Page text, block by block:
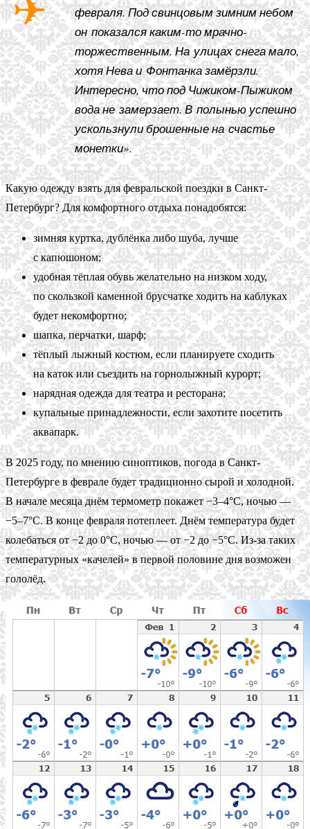
февраля. Под свинцовым зимним небом
он показался каким-то мрачно-
торжественным. На улицах снега мало,
хотя Нева и Фонтанка замёрзли.
Интересно, что под Чижиком-Пыжиком
вода не замерзает. В полынью успешно
ускользнули брошенные на счастье
монетки».
Какую одежду взять для февральской поездки в Санкт-
Петербург? Для комфортного отдыха понадобятся:
зимняя куртка, дублёнка либо шуба, лучше
с капюшоном;
удобная тёплая обувь желательно на низком ходу,
по скользкой каменной брусчатке ходить на каблуках
будет некомфортно;
шапка, перчатки, шарф;
тёплый лыжный костюм, если планируете сходить
на каток или съездить на горнолыжный курорт;
нарядная одежда для театра и ресторана;
купальные принадлежности, если захотите посетить
аквапарк.
В 2025 году, по мнению синоптиков, погода в Санкт-
Петербурге в феврале будет традиционно сырой и холодной.
В начале месяца днём термометр покажет −3–4°С, ночью —
−5–7°С. В конце февраля потеплеет. Днём температура будет
колебаться от −2 до 0°С, ночью — от −2 до −5°С. Из-за таких
температурных «качелей» в первой половине дня возможен
гололёд.